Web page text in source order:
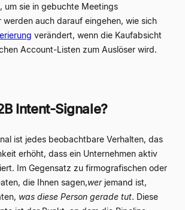
um sie in gebuchte Meetings
werden auch darauf eingehen, wie sich
verändert, wenn die Kaufabsicht
Account-Listen zum Auslöser wird.
Intent-Signale?
ist jedes beobachtbare Verhalten, das
erhöht, dass ein Unternehmen aktiv
Im Gegensatz zu firmografischen oder
die Ihnen sagen,werjemand ist,
was diese Person gerade tut. Diese